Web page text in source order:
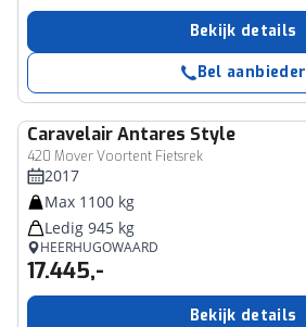
Bekijk details
Bel aanbieder
CaravelairAntares Style
420 Mover Voortent Fietsrek
2017
Max 1100 kg
Ledig 945 kg
HEERHUGOWAARD
17.445,-
Bekijk details